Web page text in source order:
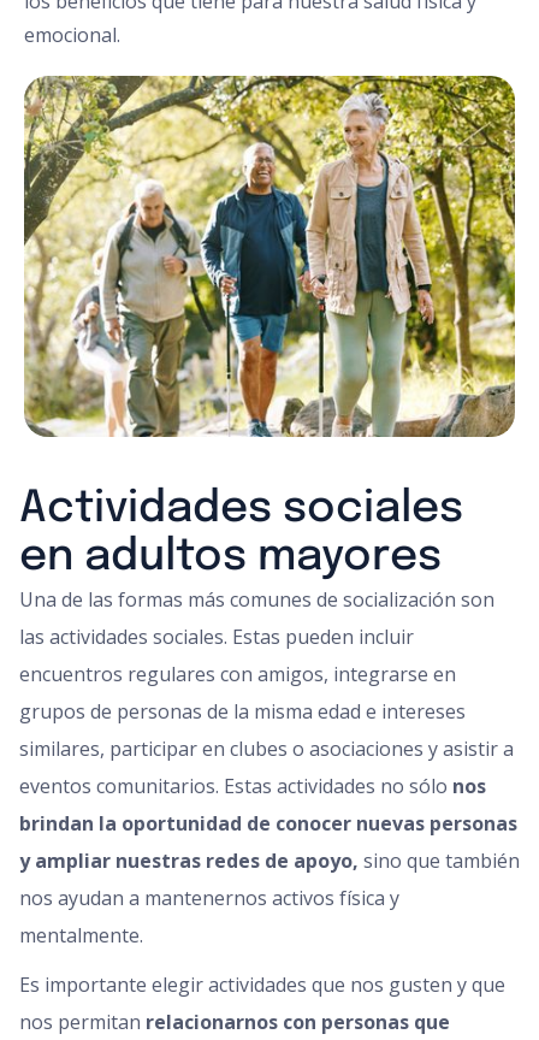
emocional.
Actividades sociales
en adultos mayores
Una de las formas más comunes de socialización son
las actividades sociales. Estas pueden incluir
encuentros regulares con amigos, integrarse en
grupos de personas de la misma edad e intereses
similares, participar en clubes o asociaciones y asistir a
eventos comunitarios. Estas actividades no sólo nos
brindan la oportunidad de conocer nuevas personas
y ampliar nuestras redes de apoyo, sino que también
nos ayudan a mantenernos activos física y
mentalmente.
Es importante elegir actividades que nos gusten y que
nos permitan relacionarnos con personas que